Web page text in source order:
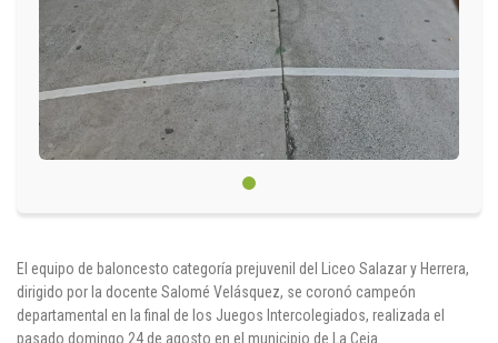
El equipo de baloncesto categoría prejuvenil del Liceo Salazar y Herrera,
dirigido por la docente Salomé Velásquez, se coronó campeón
departamental en la final de los Juegos Intercolegiados, realizada el
pasado domingo 24 de agosto en el municipio de La Ceja.
+574 460 07 07
Cl 42 C 86-17
Medellín - Colombia - Suramérica
Denuncia de Corrupción y Sobornos